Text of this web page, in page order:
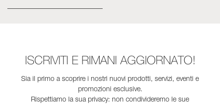
ISCRIVITI E RIMANI AGGIORNATO!
Sia il primo a scoprire i nostri nuovi prodotti, servizi, eventi e
promozioni esclusive.
Rispettiamo la sua privacy: non condivideremo le sue